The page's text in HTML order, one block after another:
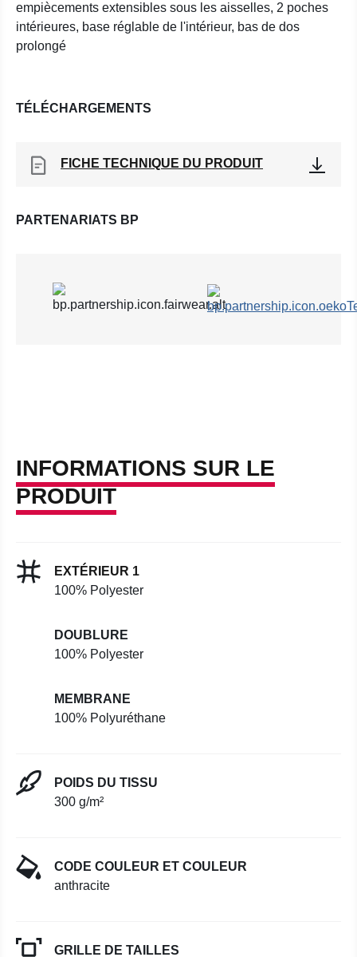
empiècements extensibles sous les aisselles, 2 poches
intérieures, base réglable de l'intérieur, bas de dos
prolongé
TÉLÉCHARGEMENTS
FICHE TECHNIQUE DU PRODUIT
PARTENARIATS BP
INFORMATIONS SUR LE
PRODUIT
EXTÉRIEUR 1
100% Polyester
DOUBLURE
100% Polyester
MEMBRANE
100% Polyuréthane
POIDS DU TISSU
300 g/m²
CODE COULEUR ET COULEUR
anthracite
GRILLE DE TAILLES